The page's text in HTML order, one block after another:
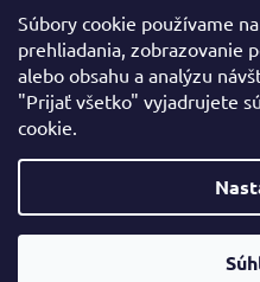
Súbory cookie používame
prehliadania, zobrazovanie
alebo obsahu a analýzu
"Prijať všetko" vyjadrujete
cookie.
Kontakt
info
aloes.sk
+421 907 060 776
Objednané produkty vám
u express rýchlo.